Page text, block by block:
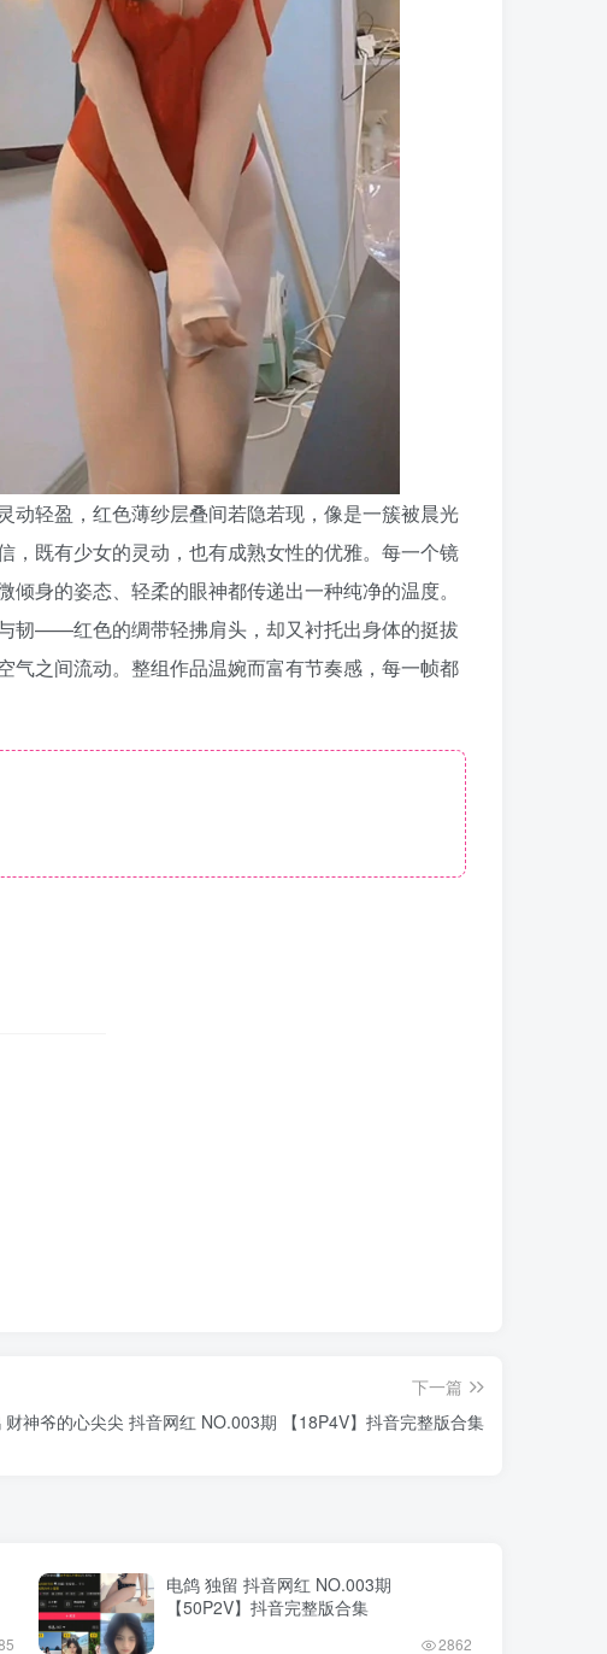
动轻盈，红色薄纱层叠间若隐若现，像是一簇被晨光
，既有少女的灵动，也有成熟女性的优雅。每一个镜
身的姿态、轻柔的眼神都传递出一种纯净的温度。
韧——红色的绸带轻拂肩头，却又衬托出身体的挺拔
气之间流动。整组作品温婉而富有节奏感，每一帧都
下一篇
财神爷的心尖尖 抖音网红 NO.003期 【18P4V】抖音完整版合集
电鸽 独留 抖音网红 NO.003期
【50P2V】抖音完整版合集
2862